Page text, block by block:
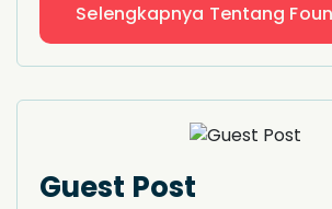
Selengkapnya Tentang
Guest Post